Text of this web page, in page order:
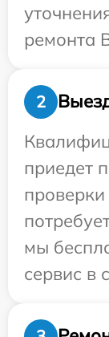
ремонта
2
приедет
проверки
мы
сервис в